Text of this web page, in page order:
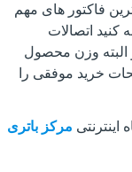
ترین فاکتور های مهم
کنید اتصالات
وزن محصول
خرید موفقی را
مرکز باتری